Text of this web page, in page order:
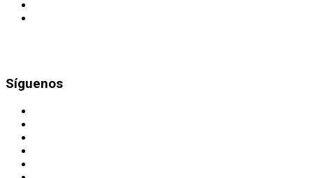
Síguenos